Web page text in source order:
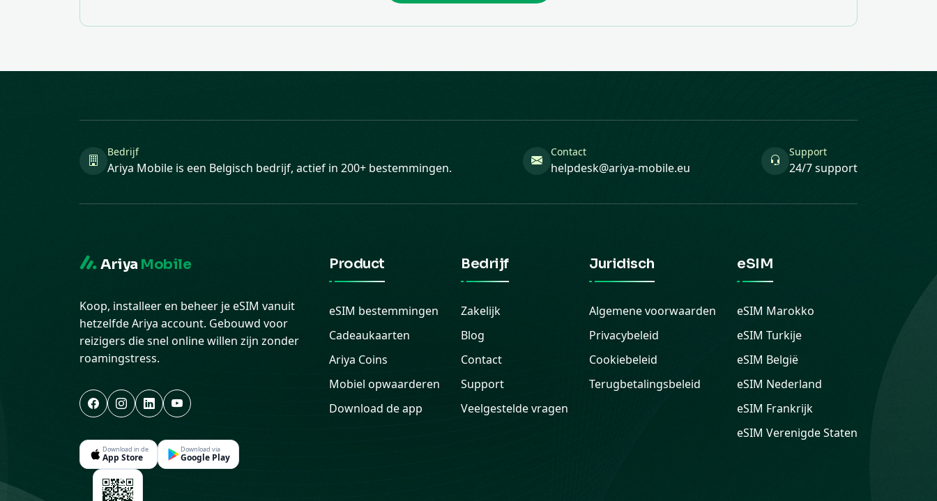
Bedrijf
Ariya Mobile is een Belgisch bedrijf, actief in 200+ bestemmingen.
Contact
helpdesk@ariya-mobile.eu
Support
24/7 support
Ariya Mobile
Koop, installeer en beheer je eSIM vanuit
hetzelfde Ariya account. Gebouwd voor
reizigers die snel online willen zijn zonder
roamingstress.
Download in de
App Store
Download via
Google Play
Product
eSIM bestemmingen
Cadeaukaarten
Ariya Coins
Mobiel opwaarderen
Download de app
Bedrijf
Zakelijk
Blog
Contact
Support
Veelgestelde vragen
Juridisch
Algemene voorwaarden
Privacybeleid
Cookiebeleid
Terugbetalingsbeleid
eSIM
eSIM Marokko
eSIM Turkije
eSIM België
eSIM Nederland
eSIM Frankrijk
eSIM Verenigde Staten